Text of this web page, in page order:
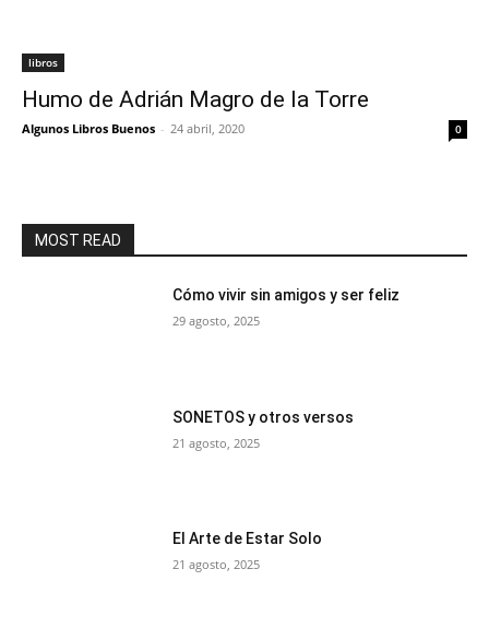
libros
Humo de Adrián Magro de la Torre
Algunos Libros Buenos - 24 abril, 2020 0
MOST READ
Cómo vivir sin amigos y ser feliz
29 agosto, 2025
SONETOS y otros versos
21 agosto, 2025
El Arte de Estar Solo
21 agosto, 2025